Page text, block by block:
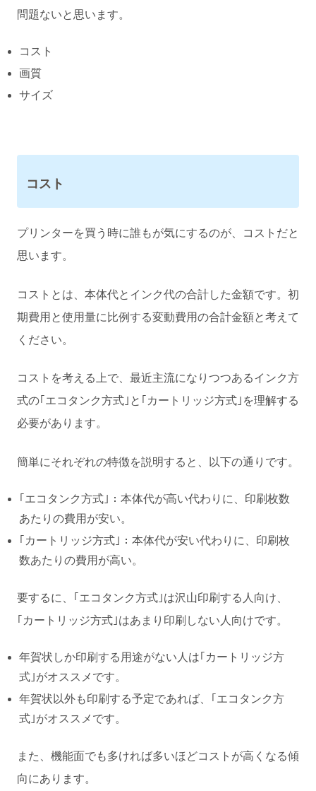
問題ないと思います。
コスト
画質
サイズ
コスト
プリンターを買う時に誰もが気にするのが、コストだと
思います。
コストとは、本体代とインク代の合計した金額です。初
期費用と使用量に比例する変動費用の合計金額と考えて
ください。
コストを考える上で、最近主流になりつつあるインク方
式の｢エコタンク方式｣と｢カートリッジ方式｣を理解する
必要があります。
簡単にそれぞれの特徴を説明すると、以下の通りです。
｢エコタンク方式｣：本体代が高い代わりに、印刷枚数
あたりの費用が安い。
｢カートリッジ方式｣：本体代が安い代わりに、印刷枚
数あたりの費用が高い。
要するに、｢エコタンク方式｣は沢山印刷する人向け、
｢カートリッジ方式｣はあまり印刷しない人向けです。
年賀状しか印刷する用途がない人は｢カートリッジ方
式｣がオススメです。
年賀状以外も印刷する予定であれば、｢エコタンク方
式｣がオススメです。
また、機能面でも多ければ多いほどコストが高くなる傾
向にあります。